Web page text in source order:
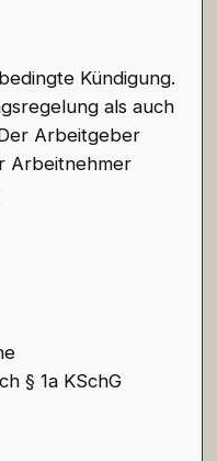
Kündigung.
als auch
Arbeitgeber
Arbeitnehmer
§ 1a KSchG